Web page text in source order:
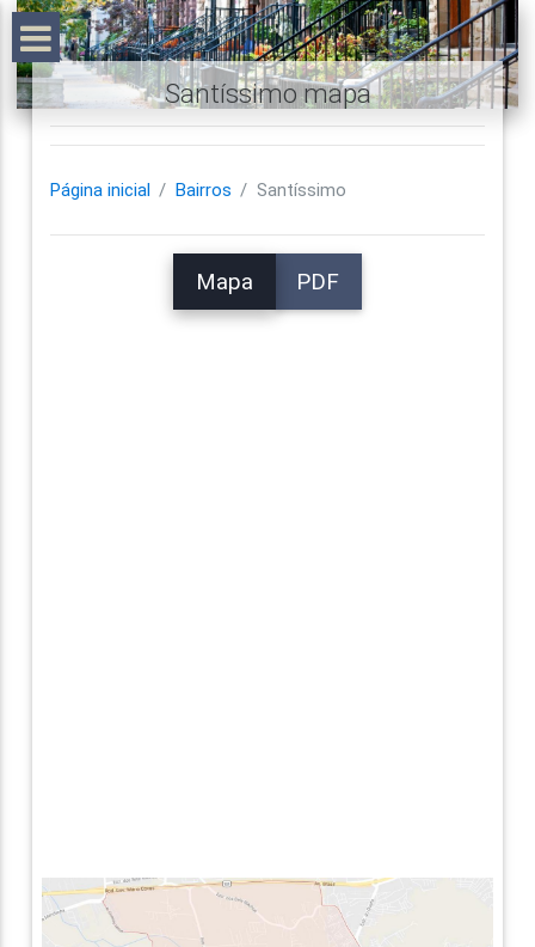
Santíssimo mapa
Página inicial Bairros Santíssimo
Mapa PDF